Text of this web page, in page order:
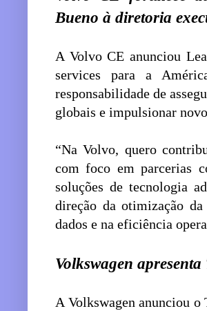
Bueno à diretoria
A Volvo CE anunciou
services para a
responsabilidade de
globais e impulsionar
“Na Volvo, quero
com foco em parcerias
soluções de tecnologia
direção da otimização
dados e na eficiência
Volkswagen
A Volkswagen anunciou